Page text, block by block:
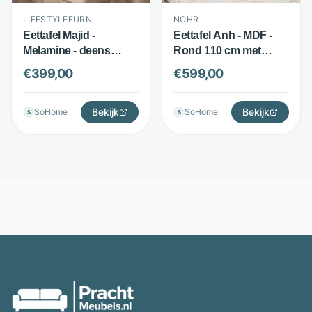
LIFESTYLEFURN
Eettafel Majid -
Melamine - deens
ovaal met
keramieklook - Zwart
bruin - LifestyleFurn
€399,00
S SoHome Bekijk
NOHR
Eettafel Anh - MDF -
Rond 110 cm met
kolompoot -
Whitewash - Nohr
€599,00
S SoHome Bekijk